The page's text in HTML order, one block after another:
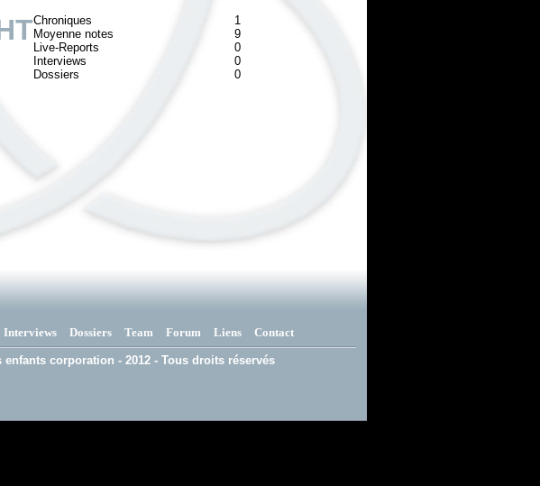
Chroniques
1
Moyenne notes
9
Live-Reports
0
Interviews
0
Dossiers
0
Interviews Dossiers Team Forum Liens Contact
corporation - 2012 - Tous droits réservés